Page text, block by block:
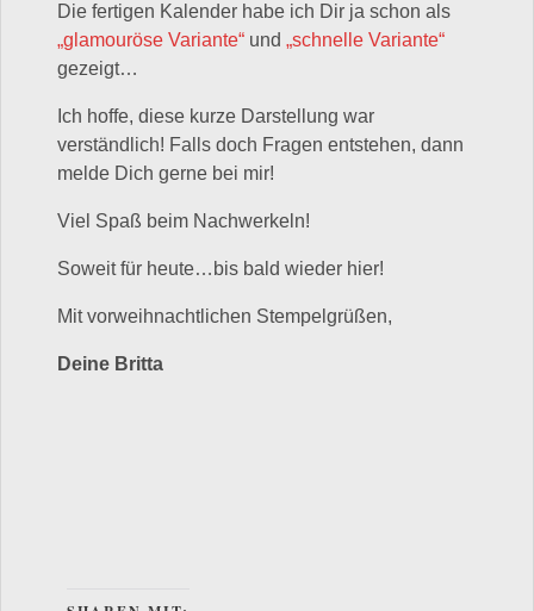
Die fertigen Kalender habe ich Dir ja schon als
„glamouröse Variante“ und „schnelle Variante“
gezeigt…
Ich hoffe, diese kurze Darstellung war
verständlich! Falls doch Fragen entstehen, dann
melde Dich gerne bei mir!
Viel Spaß beim Nachwerkeln!
Soweit für heute…bis bald wieder hier!
Mit vorweihnachtlichen Stempelgrüßen,
Deine Britta